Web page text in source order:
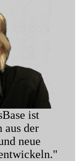
ist
aus der
neue